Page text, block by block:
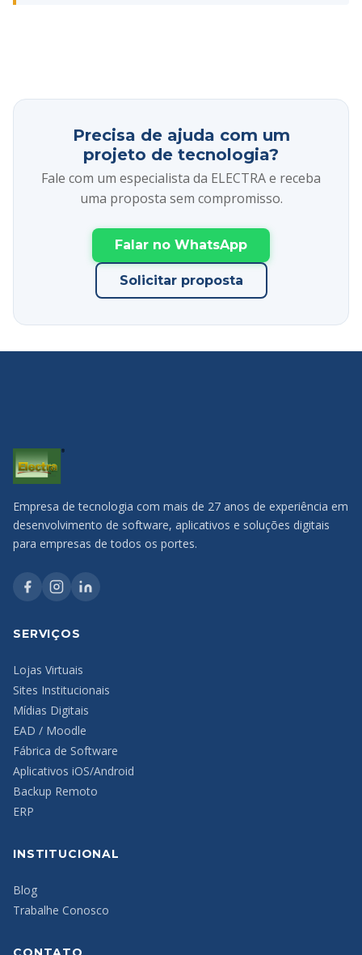
Precisa de ajuda com um
projeto de tecnologia?
Fale com um especialista da ELECTRA e receba
uma proposta sem compromisso.
Falar no WhatsApp
Solicitar proposta
Empresa de tecnologia com mais de 27 anos de experiência em
desenvolvimento de software, aplicativos e soluções digitais
para empresas de todos os portes.
SERVIÇOS
Lojas Virtuais
Sites Institucionais
Mídias Digitais
EAD / Moodle
Fábrica de Software
Aplicativos iOS/Android
Backup Remoto
ERP
INSTITUCIONAL
Blog
Trabalhe Conosco